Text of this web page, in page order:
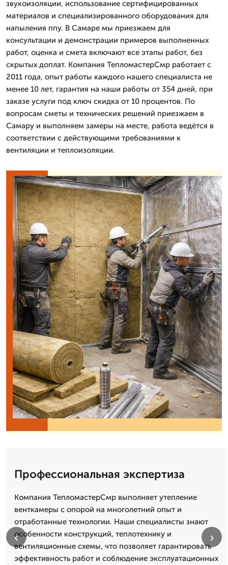
звукоизоляции, использование сертифицированных
материалов и специализированного оборудования для
напыления ппу. В Самаре мы приезжаем для
консультации и демонстрации примеров выполненных
работ, оценка и смета включают все этапы работ, без
скрытых доплат. Компания ТепломастерСмр работает с
2011 года, опыт работы каждого нашего специалиста не
менее 10 лет, гарантия на наши работы от 354 дней, при
заказе услуги под ключ скидка от 10 процентов. По
вопросам сметы и технических решений приезжаем в
Самару и выполняем замеры на месте, работа ведётся в
соответствии с действующими требованиями к
вентиляции и теплоизоляции.
Профессиональная экспертиза
Компания ТепломастерСмр выполняет утепление
венткамеры с опорой на многолетний опыт и
отработанные технологии. Наши специалисты знают
особенности конструкций, теплотехнику и
вентиляционные схемы, что позволяет гарантировать
эффективность работ и соблюдение эксплуатационных
‹ ›